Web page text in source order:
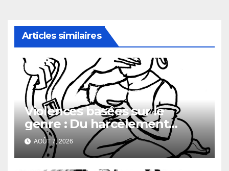
Articles similaires
Violences basées sur le
genre : Du harcèlement
sexuel
AOÛT 7, 2026